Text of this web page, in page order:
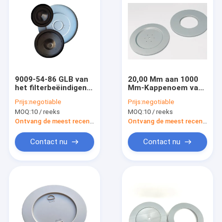
Producten
Ongeveer ons
9009-54-86 GLB van
het filterbeëindigen,
Dekking van de
Luchtfilter 0,30 mm-
Dikte
Prijs:negotiable
MOQ:10 / reeks
Ontvang de meest recente Prijs
Contact nu
20,00 Mm aan 1000
Mm-Kappenoem van
voor de patroon van
de luchtfilter
Prijs:negotiable
MOQ:10 / reeks
Ontvang de meest recente Prijs
Contact nu